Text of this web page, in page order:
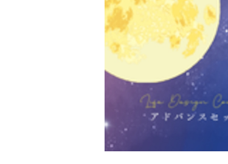
ライフデザインコンサルテー
スセッション】
¥25,000